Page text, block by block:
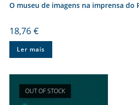
O museu de imagens na imprensa do
18,76 €
Ler mais
OUT OF STOCK